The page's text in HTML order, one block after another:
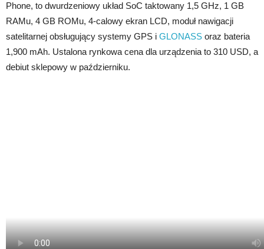
Phone, to dwurdzeniowy układ SoC taktowany 1,5 GHz, 1 GB
RAMu, 4 GB ROMu, 4-calowy ekran LCD, moduł nawigacji
satelitarnej obsługujący systemy GPS i GLONASS oraz bateria
1,900 mAh. Ustalona rynkowa cena dla urządzenia to 310 USD, a
debiut sklepowy w październiku.